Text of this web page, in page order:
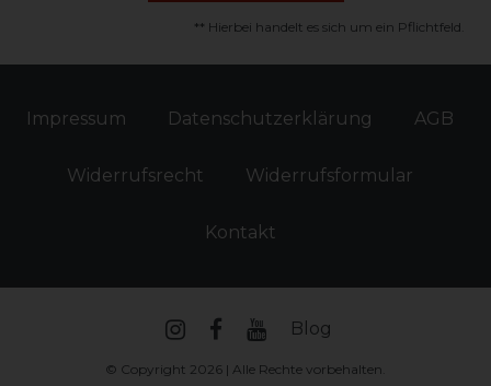
** Hierbei handelt es sich um ein Pflichtfeld.
Impressum Daten­schutz­erklärung AGB
Widerrufs­recht Widerrufs­formular
Kontakt
Blog
© Copyright 2026 | Alle Rechte vorbehalten.